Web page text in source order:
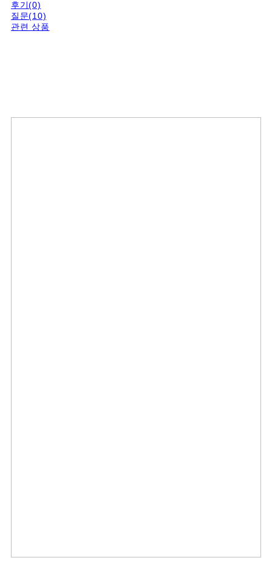
후기(0)
질문(10)
관련 상품